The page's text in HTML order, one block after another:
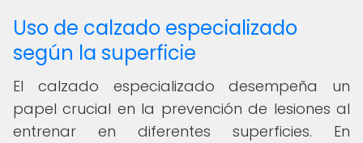
Uso de calzado especializado
según la superficie
El calzado especializado desempeña un
papel crucial en la prevención de lesiones al
entrenar en diferentes superficies. En